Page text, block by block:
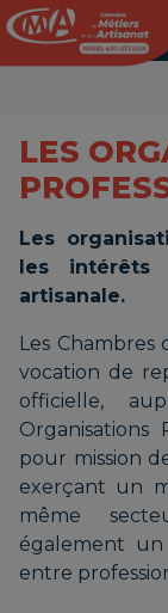
LES
Les
les intérêts
artisanale.
Les
vocation de
officielle,
pour mission
exerçant un
même
également
entre
Panneau de